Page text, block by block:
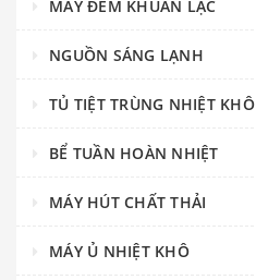
MÁY ĐẾM KHUẨN LẠC
NGUỒN SÁNG LẠNH
TỦ TIỆT TRÙNG NHIỆT KHÔ
BỂ TUẦN HOÀN NHIỆT
MÁY HÚT CHẤT THẢI
MÁY Ủ NHIỆT KHÔ